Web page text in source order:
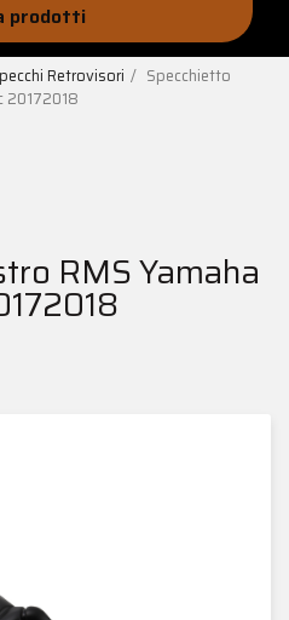
prodotti
Retrovisori
Specchietto
20172018
RMS Yamaha